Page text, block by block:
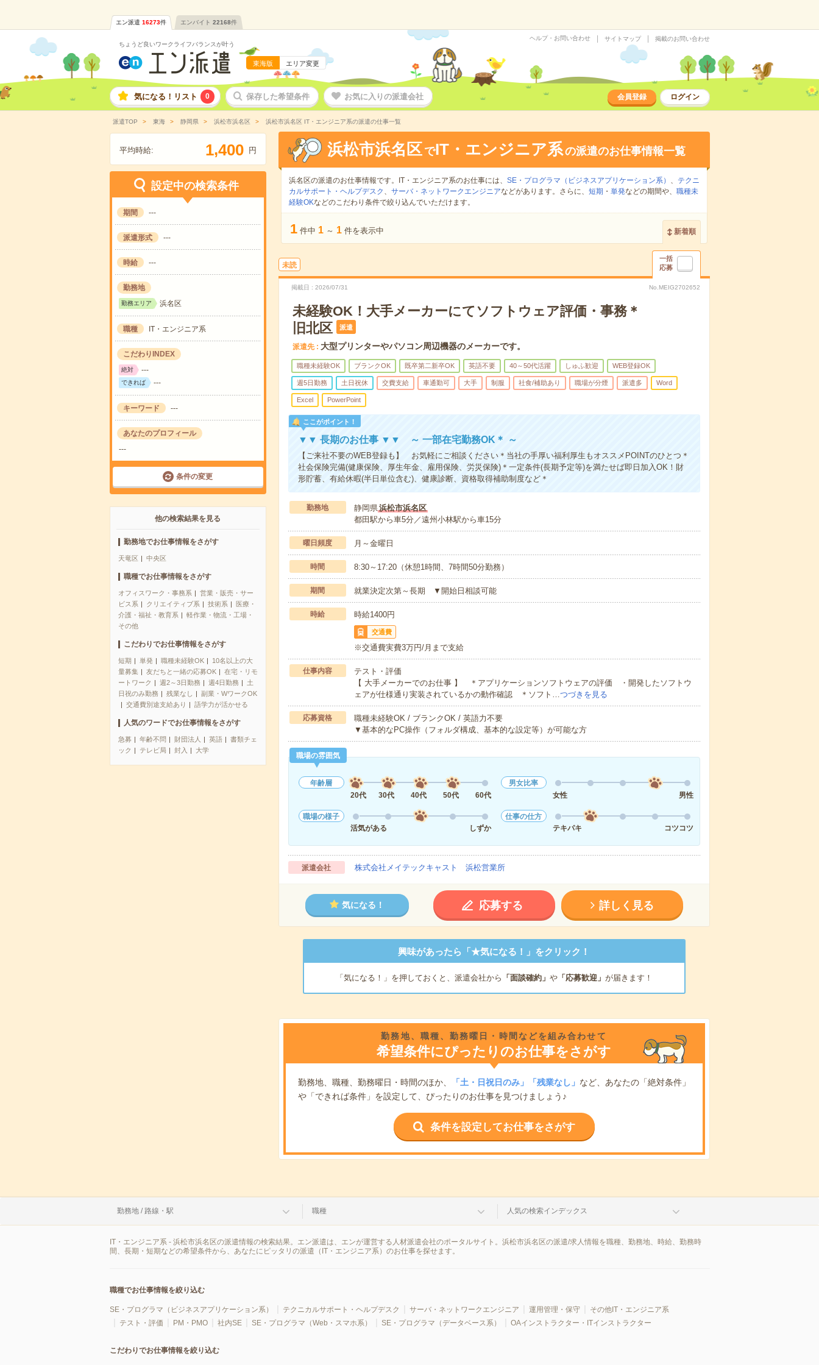
エン派遣 16273件 エンバイト 22168件
ちょうど良いワークライフバランスが叶う
東海版 エリア変更
ヘルプ・お問い合わせ サイトマップ 掲載のお問い合わせ
気になる！リスト 0 保存した希望条件 お気に入りの派遣会社 会員登録 ログイン
派遣TOP 東海 静岡県 浜松市浜名区 浜松市浜名区 IT・エンジニア系の派遣の仕事一覧
平均時給: 1,400 円
設定中の検索条件
期間 ---
派遣形式 ---
時給 ---
勤務地
勤務エリア 浜名区
職種 IT・エンジニア系
こだわりINDEX
絶対 ---
できれば ---
キーワード ---
あなたのプロフィール
---
条件の変更
他の検索結果を見る
勤務地でお仕事情報をさがす
天竜区 中央区
職種でお仕事情報をさがす
オフィスワーク・事務系
営業・販売・サー
ビス系
クリエイティブ系 技術系
医療・
介護・福祉・教育系
軽作業・物流・工場・
その他
こだわりでお仕事情報をさがす
短期 単発 職種未経験OK
10名以上の大
量募集
友だちと一緒の応募OK
在宅・リモ
ートワーク
週2～3日勤務 週4日勤務
土
日祝のみ勤務
残業なし
副業・WワークOK
交通費別途支給あり
語学力が活かせる
人気のワードでお仕事情報をさがす
急募 年齢不問 財団法人 英語
書類チェ
ック
テレビ局 封入 大学
浜松市浜名区 でIT・エンジニア系の派遣のお仕事情報一覧
浜名区の派遣のお仕事情報です。IT・エンジニア系のお仕事には、 SE・プログラマ（ビジネスアプリケーション系） 、
テクニ
カルサポート・ヘルプデスク 、 サーバ・ネットワークエンジニアなどがあります。さらに、 短期 ・ 単発などの期間や、 職種未
経験OKなどのこだわり条件で絞り込んでいただけます。
1 件中 1 ～ 1 件を表示中 新着順
未読
一括
応募
掲載日 2026/07/31 No.MEIG2702652
未経験OK！大手メーカーにてソフトウェア評価・事務＊
旧北区
派遣
派遣先 大型プリンターやパソコン周辺機器のメーカーです。
職種未経験OK ブランクOK 既卒第二新卒OK 英語不要 40～50代活躍 しゅふ歓迎 WEB登録OK
週5日勤務 土日祝休 交費支給 車通勤可 大手 制服 社食/補助あり 職場が分煙 派遣多 Word
Excel PowerPoint
ここがポイント！
▼▼ 長期のお仕事 ▼▼ ～ 一部在宅勤務OK＊ ～
【ご来社不要のWEB登録も】 お気軽にご相談ください＊当社の手厚い福利厚生もオススメPOINTのひとつ＊
社会保険完備(健康保険、厚生年金、雇用保険、労災保険)＊一定条件(長期予定等)を満たせば即日加入OK！財
形貯蓄、有給休暇(半日単位含む)、健康診断、資格取得補助制度など＊
勤務地 静岡県浜松市浜名区
都田駅から車5分／遠州小林駅から車15分
曜日頻度 月～金曜日
時間 8:30～17:20（休憩1時間、7時間50分勤務）
期間 就業決定次第～長期 ▼開始日相談可能
時給 時給1400円
交通費
※交通費実費3万円/月まで支給
仕事内容
テスト・評価
【 大手メーカーでのお仕事 】 ＊アプリケーションソフトウェアの評価 ・開発したソフトウ
ェアが仕様通り実装されているかの動作確認 ＊ソフト…つづきを見る
応募資格
職種未経験OK / ブランクOK / 英語力不要
▼基本的なPC操作（フォルダ構成、基本的な設定等）が可能な方
職場の雰囲気
年齢層
20代
30代 40代 50代 60代
男女比率
女性
男性
職場の様子
活気がある
しずか
仕事の仕方
テキパキ
コツコツ
派遣会社 株式会社メイテックキャスト 浜松営業所
気になる！ 応募する 詳しく見る
興味があったら「★気になる！」をクリック！
「気になる！」を押しておくと、派遣会社から 「面談確約」 や「応募歓迎」 が届きます！
勤務地、職種、勤務曜日・時間などを組み合わせて
希望条件にぴったりのお仕事をさがす
勤務地、職種、勤務曜日・時間のほか、 「土・日祝日のみ」「残業なし」 など、あなたの「絶対条件」
や「できれば条件」を設定して、ぴったりのお仕事を見つけましょう♪
条件を設定してお仕事をさがす
勤務地 / 路線・駅 職種 人気の検索インデックス
IT・エンジニア系 - 浜松市浜名区の派遣情報の検索結果。エン派遣は、エンが運営する人材派遣会社のポータルサイト。浜松市浜名区の派遣/求人情報を職種、勤務地、時給、勤務時
間、長期・短期などの希望条件から、あなたにピッタリの派遣（IT・エンジニア系）のお仕事を探せます。
職種でお仕事情報を絞り込む
SE・プログラマ（ビジネスアプリケーション系） テクニカルサポート・ヘルプデスク サーバ・ネットワークエンジニア 運用管理・保守
その他IT・エンジニア系
テスト・評価
PM・PMO 社内SE SE・プログラマ（Web・スマホ系） SE・プログラマ（データベース系） OAインストラクター・ITインストラクター
こだわりでお仕事情報を絞り込む